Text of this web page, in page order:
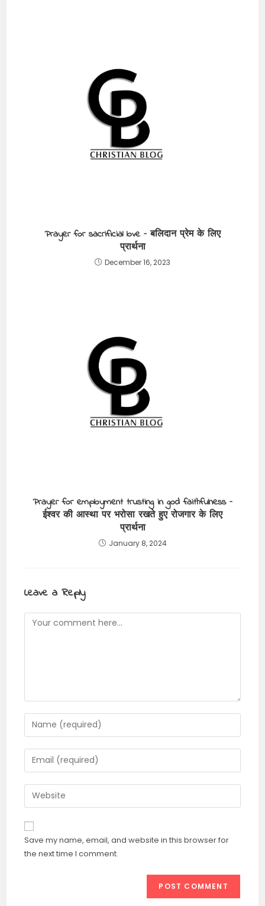
Prayer for sacrificial love – बलिदान प्रेम के लिए
प्रार्थना
December 16, 2023
Prayer for employment trusting in god faithfulness –
ईश्वर की आस्था पर भरोसा रखते हुए रोजगार के लिए
प्रार्थना
January 8, 2024
Leave a Reply
Comment
Enter
your
name
or
to
comment
Enter
your
email
address
comment
Enter
your
website
URL
(optional)
Save my name, email, and website in this browser for
the next time I comment.